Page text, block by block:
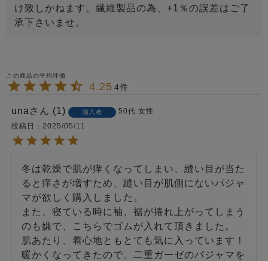
け致しかねます。繊維製品の為、+1％の誤差はご了
承下さいませ。
4.25 4
una 1 購入者 50代 女性
投稿日
2025/05/11
冬は乾燥で肌が痒くなってしまい、縫い目が当た
ると痒さが増すため、縫い目が肌側にないパジャ
マが欲しく購入しました。
また、寝ている時に袖、裾が捲れ上がってしまう
のも嫌で、こちらでゴムが入れて頂きました。
肌あたり、着心地ともとても気に入っています！
暖かくなってきたので、二重ガーゼのパジャマを